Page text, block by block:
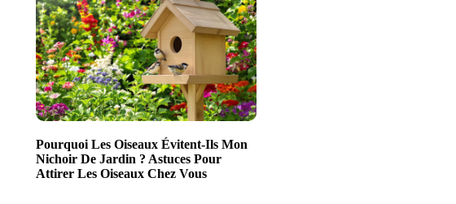
Pourquoi Les Oiseaux Évitent-Ils Mon
Nichoir De Jardin ? Astuces Pour
Attirer Les Oiseaux Chez Vous